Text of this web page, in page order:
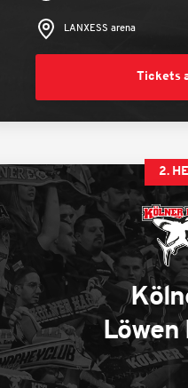
LANXESS arena
Tickets
2.